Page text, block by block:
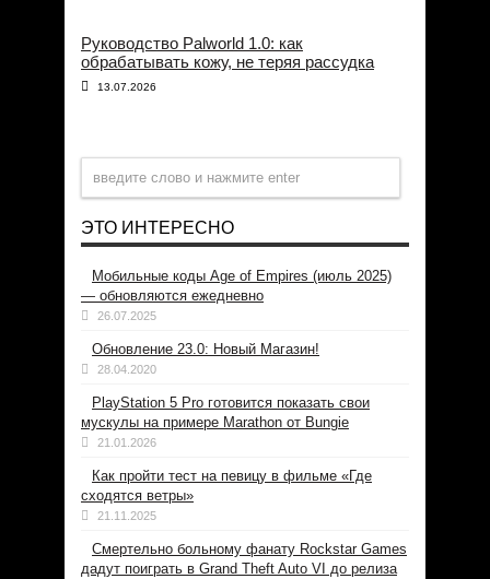
Руководство Palworld 1.0: как
обрабатывать кожу, не теряя рассудка
13.07.2026
ЭТО ИНТЕРЕСНО
Мобильные коды Age of Empires (июль 2025)
— обновляются ежедневно
26.07.2025
Обновление 23.0: Новый Магазин!
28.04.2020
PlayStation 5 Pro готовится показать свои
мускулы на примере Marathon от Bungie
21.01.2026
Как пройти тест на певицу в фильме «Где
сходятся ветры»
21.11.2025
Смертельно больному фанату Rockstar Games
дадут поиграть в Grand Theft Auto VI до релиза